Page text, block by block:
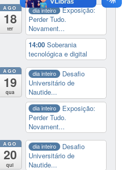
AGO
18
ter
dia inteiro
Exposição:
Perder Tudo.
Novament...
14:00Soberania
tecnológica e digital
AGO
19
qua
dia inteiro
Desafio
Universitário de
Nautide...
dia inteiro
Exposição:
Perder Tudo.
Novament...
AGO
20
qui
dia inteiro
Desafio
Universitário de
Nautide...